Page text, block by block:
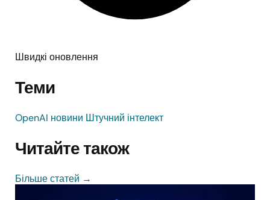
Швидкі оновлення
Теми
OpenAI новини Штучний інтелект
Читайте також
Більше статей →